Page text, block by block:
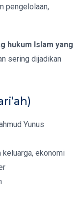
pengelolaan,
hukum Islam yang
sering dijadikan
Yunus
keluarga, ekonomi